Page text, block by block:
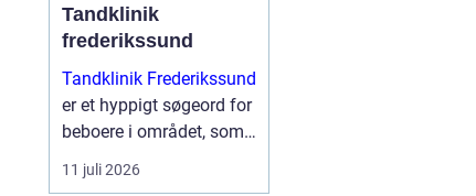
Tandklinik
frederikssund
Tandklinik Frederikssund
er et hyppigt søgeord for
beboere i området, som
leder efter tryg og fagligt
stærk tandbehandling.
11 juli 2026